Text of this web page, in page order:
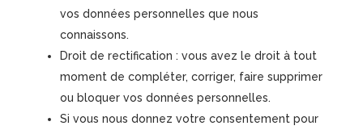
vos données personnelles que nous
connaissons.
Droit de rectification : vous avez le droit à tout
moment de compléter, corriger, faire supprimer
ou bloquer vos données personnelles.
Si vous nous donnez votre consentement pour